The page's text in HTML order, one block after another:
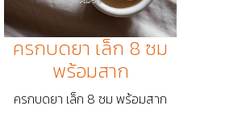
ครกบดยา เล็ก 8 ซม
พร้อมสาก
ครกบดยา เล็ก 8 ซม พร้อมสาก